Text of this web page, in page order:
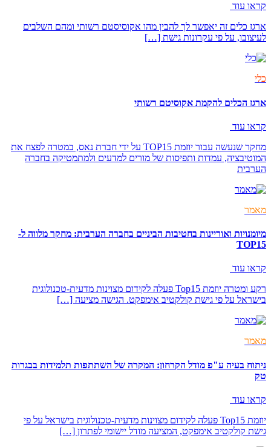
קראו עוד
ארגז כלים זה יאפשר לך להבין מהו אקוסיסטם רשותי ומהם השלבים
לעיצובו, על פי עקרונות גישת […]
כלי
ארגז הכלים להקמת אקוסיטם רשותי
קראו עוד
מחקר שנעשה עבור יוזמת TOP15 על ידי חברת נאס, במטרה לפצח את
המוטיבציה, עמדות ותפיסות של מורים למדעים ולמתמטיקה בחברה
הערבית
מאמר
מיומנויות ואוריינות בחטיבות הביניים בחברה הערבית: מחקר מלווה ל-
TOP15
קראו עוד
רקע ומטרה יוזמת Top15 פעלה לקידום מצוינות מדעית-טכנולוגית
בישראל על פי גישת קולקטיב אימפקט. הגישה מציעה […]
מאמר
ניתוח בעיה ע"פ מודל הקרחון: המקרה של השתתפות תלמידות בבגרות
טק
קראו עוד
יוזמת Top15 פעלה לקידום מצוינות מדעית-טכנולוגית בישראל על פי
גישת קולקטיב אימפקט, המציעה מודל יישומי לפתרון […]